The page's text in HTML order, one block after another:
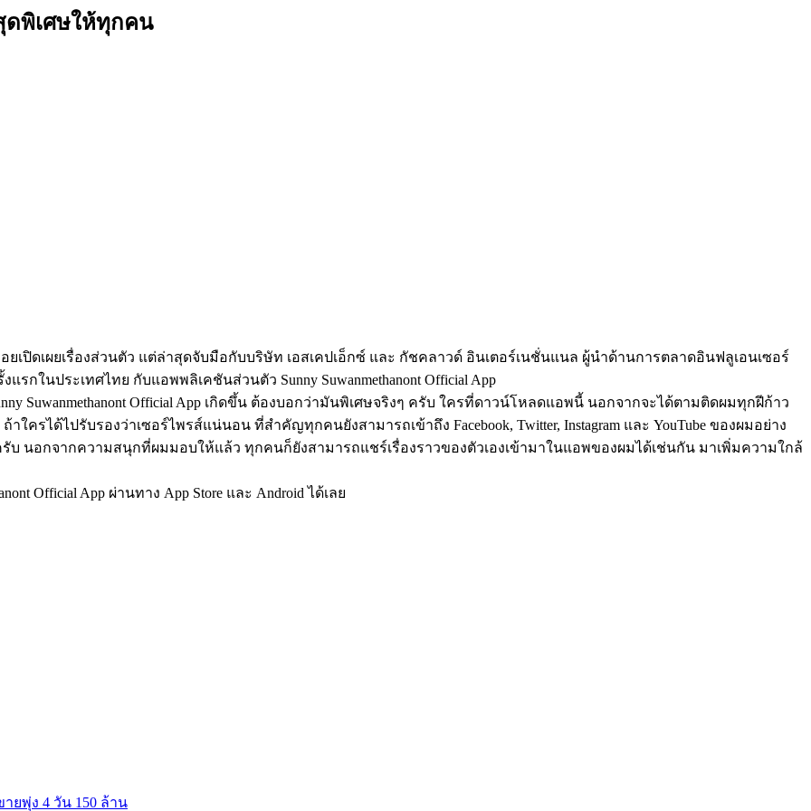
ดพิเศษให้ทุกคน
ปิดเผยเรื่องส่วนตัว แต่ล่าสุดจับมือกับบริษัท เอสเคปเอ็กซ์ และ กัชคลาวด์ อินเตอร์เนชั่นแนล ผู้นำด้านการตลาดอินฟลูเอนเซอร์
ในประเทศไทย กับแอพพลิเคชันส่วนตัว Sunny Suwanmethanont Official App
Suwanmethanont Official App เกิดขึ้น ต้องบอกว่ามันพิเศษจริงๆ ครับ ใครที่ดาวน์โหลดแอพนี้ นอกจากจะได้ตามติดผมทุกฝีก้าว
ครได้ไปรับรองว่าเซอร์ไพรส์แน่นอน ที่สำคัญทุกคนยังสามารถเข้าถึง Facebook, Twitter, Instagram และ YouTube ของผมอย่าง
บ นอกจากความสนุกที่ผมมอบให้แล้ว ทุกคนก็ยังสามารถแชร์เรื่องราวของตัวเองเข้ามาในแอพของผมได้เช่นกัน มาเพิ่มความใกล้
Official App ผ่านทาง App Store และ Android ได้เลย
ยพุ่ง 4 วัน 150 ล้าน